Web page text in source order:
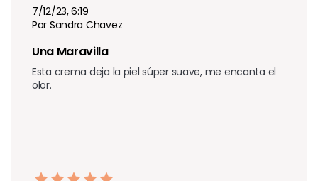
7/12/23, 6:19
Por Sandra Chavez
Una Maravilla
Esta crema deja la piel súper suave, me encanta el
olor.